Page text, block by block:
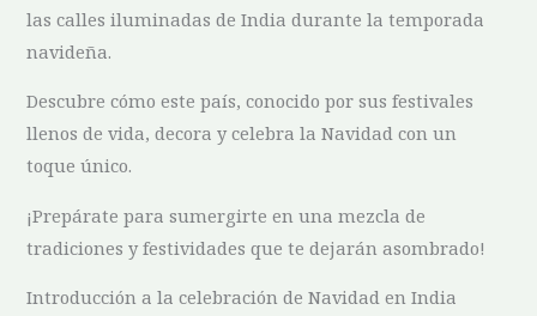
las calles iluminadas de India durante la temporada
navideña.
Descubre cómo este país, conocido por sus festivales
llenos de vida, decora y celebra la Navidad con un
toque único.
¡Prepárate para sumergirte en una mezcla de
tradiciones y festividades que te dejarán asombrado!
Introducción ​a la celebración de Navidad en⁣ India